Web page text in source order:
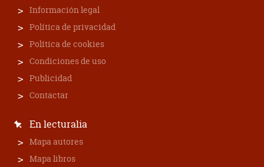
Información legal
Política de privacidad
Política de cookies
Condiciones de uso
Publicidad
Contactar
En lecturalia
Mapa autores
Mapa libros